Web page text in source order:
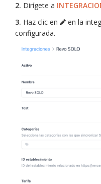
2. Dirígete a
3. Haz clic en
en la
configurada.